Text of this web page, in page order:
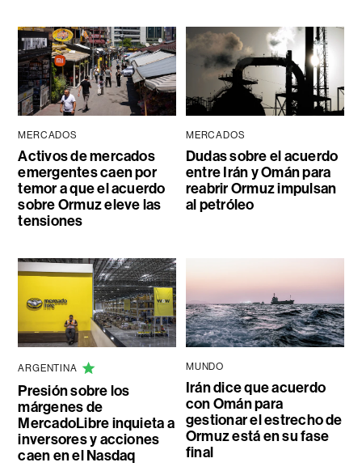
MERCADOS
Activos de mercados
emergentes caen por
temor a que el acuerdo
sobre Ormuz eleve las
tensiones
MERCADOS
Dudas sobre el acuerdo
entre Irán y Omán para
reabrir Ormuz impulsan
al petróleo
ARGENTINA
Presión sobre los
márgenes de
MercadoLibre inquieta a
inversores y acciones
caen en el Nasdaq
MUNDO
Irán dice que acuerdo
con Omán para
gestionar el estrecho de
Ormuz está en su fase
final